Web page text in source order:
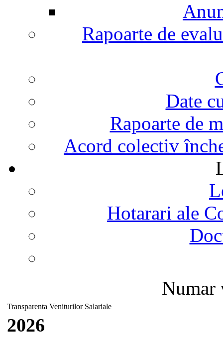
Rapoarte de
Date
Rapoarte de
Acord colectiv
Hotarari ale
Transparenta Veniturilor Salariale
2026